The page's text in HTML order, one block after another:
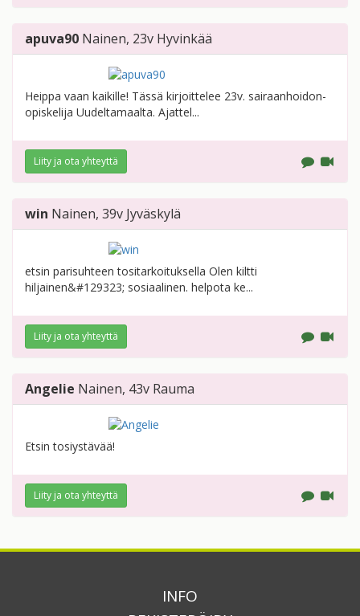
apuva90 Nainen, 23v Hyvinkää
Heippa vaan kaikille! Tässä kirjoittelee 23v. sairaanhoidon-
opiskelija Uudeltamaalta. Ajattel...
Liity ja ota yhteyttä
win Nainen, 39v Jyväskylä
etsin parisuhteen tositarkoituksella Olen kiltti
hiljainen&#129323; sosiaalinen. helpota ke...
Liity ja ota yhteyttä
Angelie Nainen, 43v Rauma
Etsin tosiystävää!
Liity ja ota yhteyttä
INFO